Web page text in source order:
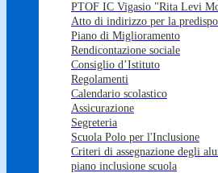
PTOF IC Vigasio "Rita Levi
Atto di indirizzo per la
Piano di Miglioramento
Rendicontazione sociale
Consiglio d’Istituto
Regolamenti
Calendario scolastico
Assicurazione
Segreteria
Scuola Polo per l'Inclusione
Criteri di assegnazione degli
piano inclusione scuola